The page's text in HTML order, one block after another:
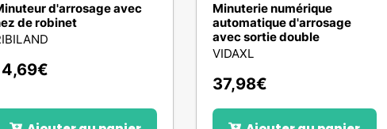
d'arrosage avec
de robinet
€
Minuterie numérique
automatique d'arrosage
avec sortie double
VIDAXL
37,98€